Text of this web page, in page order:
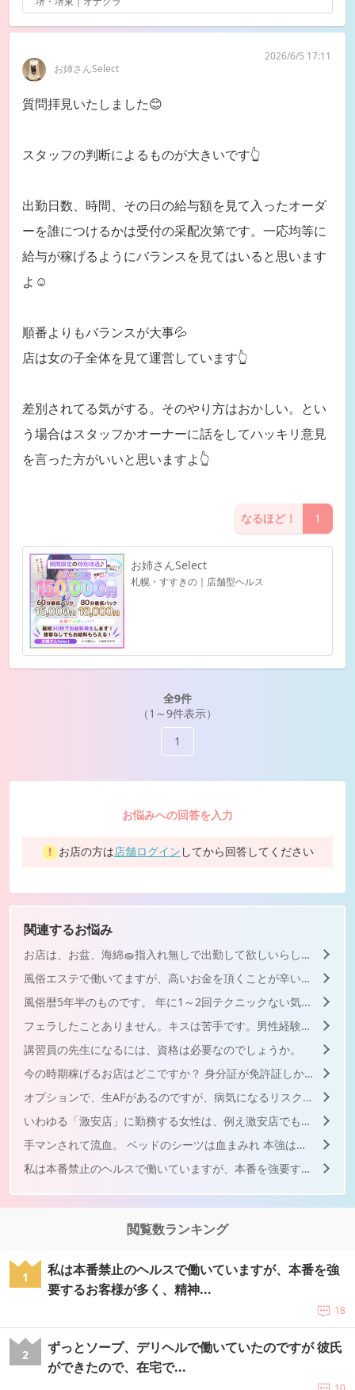
お姉さんSelect
2026/6/5 17:11
質問拝見いたしました😊
スタッフの判断によるものが大きいです👆
出勤日数、時間、その日の給与額を見て入ったオーダ
ーを誰につけるかは受付の采配次第です。一応均等に
給与が稼げるようにバランスを見てはいると思います
よ☺️
順番よりもバランスが大事💦
店は女の子全体を見て運営しています👆
差別されてる気がする。そのやり方はおかしい。とい
う場合はスタッフかオーナーに話をしてハッキリ意見
を言った方がいいと思いますよ👆
なるほど！ 1
お姉さんSelect
札幌・すすきの｜店舗型ヘルス
全9件
（1～9件表示）
1
お悩みへの回答を入力
お店の方は店舗ログイン してから回答してください
関連するお悩み
お店は、お盆、海綿🧽指入れ無しで出勤して欲しいらしいですが...
風俗エステで働いてますが、高いお金を頂くことが辛いです。昼職...
風俗暦5年半のものです。 年に1～2回テクニックない気...
フェラしたことありません。キスは苦手です。男性経験はあります...
講習員の先生になるには、資格は必要なのでしょうか。
今の時期稼げるお店はどこですか？ 身分証が免許証しかありま...
オプションで、生AFがあるのですが、病気になるリスクは高いで...
いわゆる「激安店」に勤務する女性は、例え激安店でも昼職よりは...
手マンされて流血。 ベッドのシーツは血まみれ 本強は一切...
私は本番禁止のヘルスで働いていますが、本番を強要するお客様が...
閲覧数ランキング
1
私は本番禁止のヘルスで働いていますが、本番を強
要するお客様が多く、精神...
18
2
ずっとソープ、デリヘルで働いていたのですが 彼氏
ができたので、在宅で...